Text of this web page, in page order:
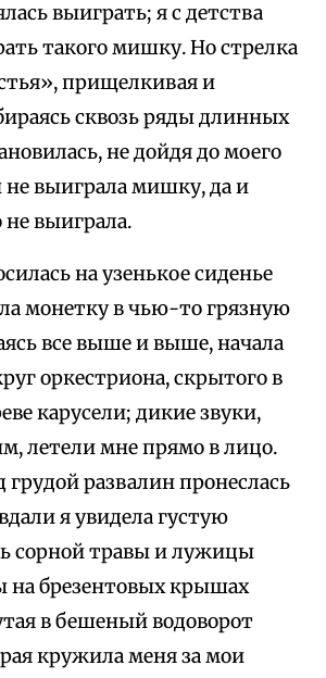
выиграть; я с детства
такого мишку. Но стрелка
прищелкивая и
сквозь ряды длинных
не дойдя до моего
не выиграла мишку, да и
выиграла.
на узенькое сиденье
монетку в чью-то грязную
все выше и выше, начала
оркестриона, скрытого в
карусели; дикие звуки,
летели мне прямо в лицо.
развалин пронеслась
я увидела густую
сорной травы и лужицы
на брезентовых крышах
в бешеный водоворот
кружила меня за мои